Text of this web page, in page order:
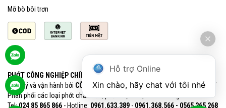
Mỡ bò bôi trơn
PHỚT CÔNG NGHIỆP CHÍNH HÃNG SKF
Quản lý và vận hành bởi CÔNG TY CỔ PHẦN VOBIVI - Đại lý uỷ quyền SKF
Phân phối các loại phớt chắn dầu, phớt chịu nhiệt chính hãng SKF
Tel:024 85 865 866 - Hotline: 0961.633.389​ - 0961.368.566 - 0565 265 268​
Hỗ trợ Online
Xin chào, hãy chat với tôi nhé